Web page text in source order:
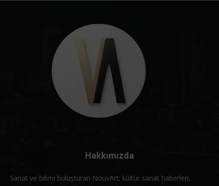
Hakkımızda
Sanat ve bilimi buluşturan NouvArt; kültür sanat haberleri,